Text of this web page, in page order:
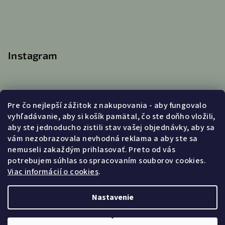
Pre čo nejlepší zážitok z nakupovania - aby fungovalo
vyhľadávanie, aby si košík pamätal, čo ste doňho vložili,
aby ste jednoducho zistili stav vašej objednávky, aby sa
vám nezobrazovala nevhodná reklama a aby ste sa
nemuseli zakaždým prihlasovať. Preto od vás
potrebujem súhlas so spracovaním souborov cookies.
Viac informácií o cookies.
Nastavenie
Instagram
Kontakt
info@lanatvori.sk
0903031179 (po-pia 9:00 - 16:00)
LANA. Všetky práva vyhradené.
Vytvoril Shoptet